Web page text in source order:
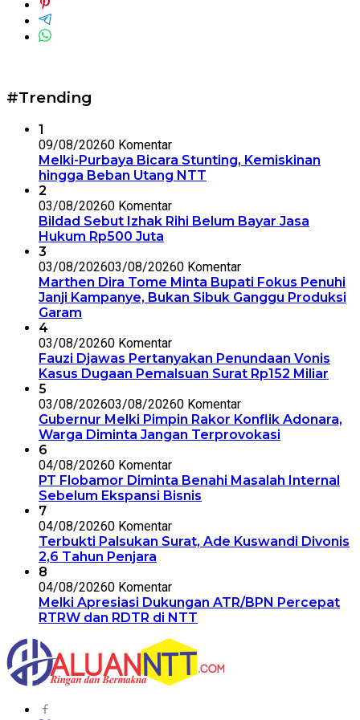
#Trending
1
09/08/20260 Komentar
Melki-Purbaya Bicara Stunting, Kemiskinan
hingga Beban Utang NTT
2
03/08/20260 Komentar
Bildad Sebut Izhak Rihi Belum Bayar Jasa
Hukum Rp500 Juta
3
03/08/202603/08/20260 Komentar
Marthen Dira Tome Minta Bupati Fokus Penuhi
Janji Kampanye, Bukan Sibuk Ganggu Produksi
Garam
4
03/08/20260 Komentar
Fauzi Djawas Pertanyakan Penundaan Vonis
Kasus Dugaan Pemalsuan Surat Rp152 Miliar
5
03/08/202603/08/20260 Komentar
Gubernur Melki Pimpin Rakor Konflik Adonara,
Warga Diminta Jangan Terprovokasi
6
04/08/20260 Komentar
PT Flobamor Diminta Benahi Masalah Internal
Sebelum Ekspansi Bisnis
7
04/08/20260 Komentar
Terbukti Palsukan Surat, Ade Kuswandi Divonis
2,6 Tahun Penjara
8
04/08/20260 Komentar
Melki Apresiasi Dukungan ATR/BPN Percepat
RTRW dan RDTR di NTT